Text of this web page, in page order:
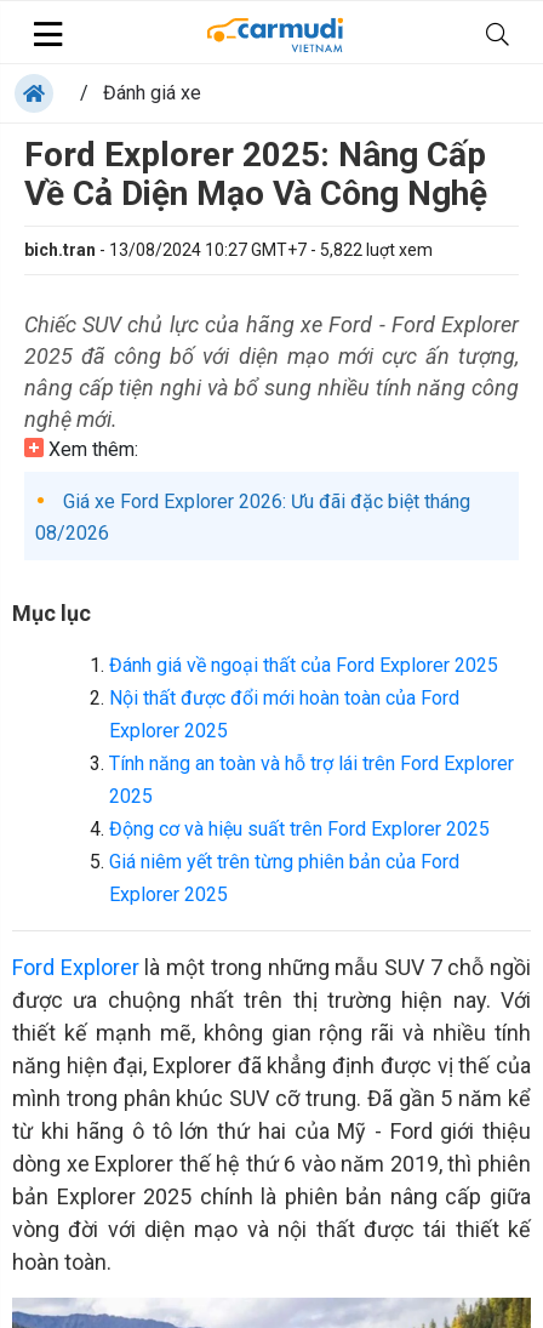
/ Đánh giá xe
Ford Explorer 2025: Nâng Cấp
Về Cả Diện Mạo Và Công Nghệ
bich.tran - 13/08/2024 10:27 GMT+7 - 5,822 luợt xem
Chiếc SUV chủ lực của hãng xe Ford - Ford Explorer
2025 đã công bố với diện mạo mới cực ấn tượng,
nâng cấp tiện nghi và bổ sung nhiều tính năng công
nghệ mới.
Xem thêm:
Giá xe Ford Explorer 2026: Ưu đãi đặc biệt tháng
08/2026
Mục lục
Đánh giá về ngoại thất của Ford Explorer 2025
Nội thất được đổi mới hoàn toàn của Ford
Explorer 2025
Tính năng an toàn và hỗ trợ lái trên Ford Explorer
2025
Động cơ và hiệu suất trên Ford Explorer 2025
Giá niêm yết trên từng phiên bản của Ford
Explorer 2025
Ford Explorerlà một trong những mẫu SUV 7 chỗ ngồi
được ưa chuộng nhất trên thị trường hiện nay. Với
thiết kế mạnh mẽ, không gian rộng rãi và nhiều tính
năng hiện đại, Explorer đã khẳng định được vị thế của
mình trong phân khúc SUV cỡ trung. Đã gần 5 năm kể
từ khi hãng ô tô lớn thứ hai của Mỹ - Ford giới thiệu
dòng xe Explorer thế hệ thứ 6 vào năm 2019, thì phiên
bản Explorer 2025 chính là phiên bản nâng cấp giữa
vòng đời với diện mạo và nội thất được tái thiết kế
hoàn toàn.